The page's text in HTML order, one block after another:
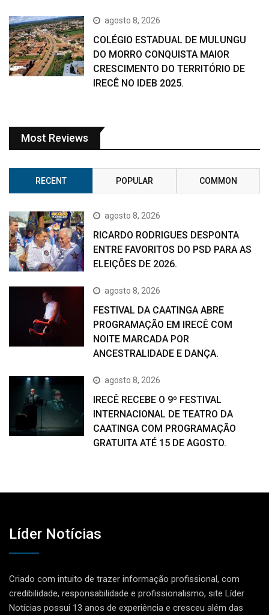
agosto 8, 2026
COLÉGIO ESTADUAL DE MULUNGU
DO MORRO CONQUISTA MAIOR
CRESCIMENTO DO TERRITÓRIO DE
IRECÊ NO IDEB 2025.
Most Reviews
RECENT POPULAR COMMON
agosto 8, 2026
RICARDO RODRIGUES DESPONTA
ENTRE FAVORITOS DO PSD PARA AS
ELEIÇÕES DE 2026.
agosto 8, 2026
FESTIVAL DA CAATINGA ABRE
PROGRAMAÇÃO EM IRECÊ COM
NOITE MARCADA POR
ANCESTRALIDADE E DANÇA.
agosto 8, 2026
IRECÊ RECEBE O 9º FESTIVAL
INTERNACIONAL DE TEATRO DA
CAATINGA COM PROGRAMAÇÃO
GRATUITA ATÉ 15 DE AGOSTO.
Líder Notícias
Criado com intuito de trazer informação profissional, com
credibilidade, responsabilidade e profissionalismo, site Líder
Notícias possui 13 anos de experiência e cresceu além das